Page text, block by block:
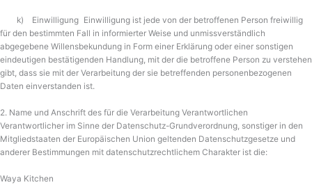
k) Einwilligung Einwilligung ist jede von der betroffenen Person freiwillig
für den bestimmten Fall in informierter Weise und unmissverständlich
abgegebene Willensbekundung in Form einer Erklärung oder einer sonstigen
eindeutigen bestätigenden Handlung, mit der die betroffene Person zu verstehen
gibt, dass sie mit der Verarbeitung der sie betreffenden personenbezogenen
Daten einverstanden ist.
2. Name und Anschrift des für die Verarbeitung Verantwortlichen
Verantwortlicher im Sinne der Datenschutz-Grundverordnung, sonstiger in den
Mitgliedstaaten der Europäischen Union geltenden Datenschutzgesetze und
anderer Bestimmungen mit datenschutzrechtlichem Charakter ist die:
Waya Kitchen